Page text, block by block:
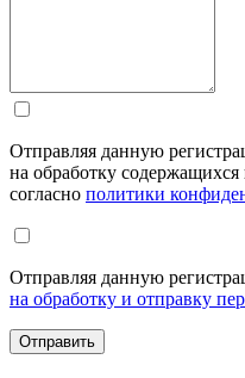
Отправляя данную
на обработку
согласно политики
Отправляя данную
на обработку и отправку